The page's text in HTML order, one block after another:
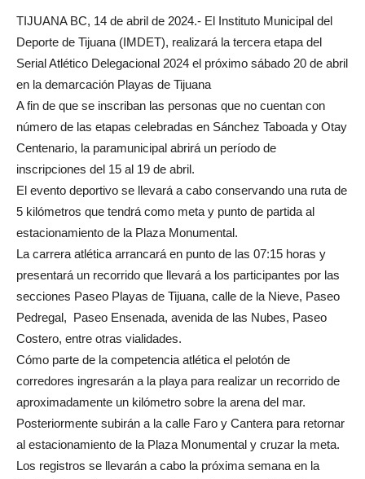
TIJUANA BC, 14 de abril de 2024.- El Instituto Municipal del
Deporte de Tijuana (IMDET), realizará la tercera etapa del
Serial Atlético Delegacional 2024 el próximo sábado 20 de abril
en la demarcación Playas de Tijuana
A fin de que se inscriban las personas que no cuentan con
número de las etapas celebradas en Sánchez Taboada y Otay
Centenario, la paramunicipal abrirá un período de
inscripciones del 15 al 19 de abril.
El evento deportivo se llevará a cabo conservando una ruta de
5 kilómetros que tendrá como meta y punto de partida al
estacionamiento de la Plaza Monumental.
La carrera atlética arrancará en punto de las 07:15 horas y
presentará un recorrido que llevará a los participantes por las
secciones Paseo Playas de Tijuana, calle de la Nieve, Paseo
Pedregal, Paseo Ensenada, avenida de las Nubes, Paseo
Costero, entre otras vialidades.
Cómo parte de la competencia atlética el pelotón de
corredores ingresarán a la playa para realizar un recorrido de
aproximadamente un kilómetro sobre la arena del mar.
Posteriormente subirán a la calle Faro y Cantera para retornar
al estacionamiento de la Plaza Monumental y cruzar la meta.
Los registros se llevarán a cabo la próxima semana en la